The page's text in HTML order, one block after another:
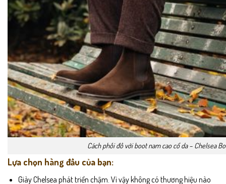
Cách phối đồ với boot nam cao cổ da – Chelsea
Lựa chọn hàng đầu của bạn:
Giày Chelsea phát triển chậm. Vì vậy không có thương hiệu nào